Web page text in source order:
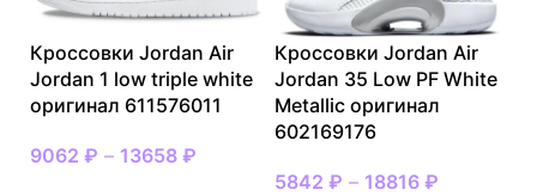
Кроссовки Jordan Air
Jordan 1 low triple white
оригинал 611576011
9062 ₽ – 13658 ₽
Кроссовки Jordan Air
Jordan 35 Low PF White
Metallic оригинал
602169176
5842 ₽ – 18816 ₽